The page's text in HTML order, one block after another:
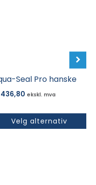
Seal Pro hanske
436,80 ekskl. mva
Velg alternativ